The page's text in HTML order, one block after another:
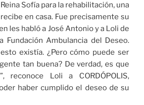
Sofía para la rehabilitación, una
en casa. Fue precisamente su
les habló a José Antonio y a Loli de
Fundación Ambulancia del Deseo.
existía. ¿Pero cómo puede ser
tan buena? De verdad, es que
reconoce Loli a CORDÓPOLIS,
haber cumplido el deseo de su